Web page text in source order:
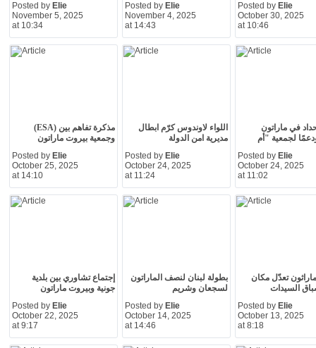
Posted by Elie
November 5, 2025
at 10:34
Posted by Elie
November 4, 2025
at 14:43
Posted by Elie
October 30, 2025
at 10:46
مذكرة تفاهم بين (ESA)
وجمعية بيروت ماراتون
Posted by Elie
October 25, 2025
at 14:10
اللواء لاوندوس كرّم ابطال
مديرية امن الدولة
Posted by Elie
October 24, 2025
at 11:24
في ماراتون
لجمعية "أم
Posted by Elie
October 24, 2025
at 11:02
إجتماع تشاوري بين بلدية
جونية وبيروت ماراتون
Posted by Elie
October 22, 2025
at 9:17
بطولة لبنان لنصف الماراتون
لسجعان وشريم
Posted by Elie
October 14, 2025
at 14:46
تعدّل مكان
السيدات
Posted by Elie
October 13, 2025
at 8:18